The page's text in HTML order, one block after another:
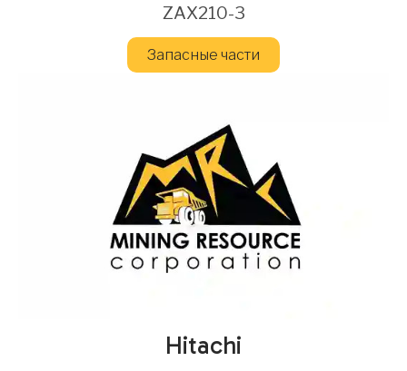
ZAX210-3
Запасные части
Hitachi